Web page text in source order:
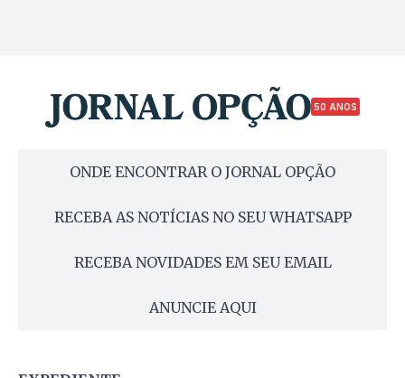
50 ANOS
ONDE ENCONTRAR O JORNAL OPÇÃO
RECEBA AS NOTÍCIAS NO SEU WHATSAPP
RECEBA NOVIDADES EM SEU EMAIL
ANUNCIE AQUI